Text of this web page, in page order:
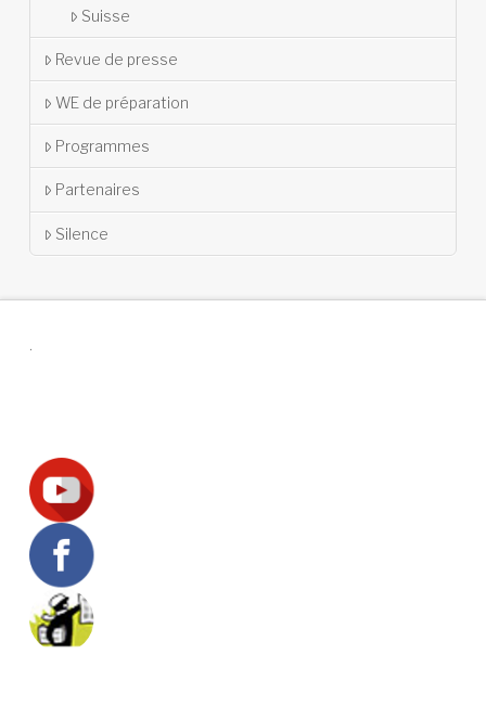
Suisse
Revue de presse
WE de préparation
Programmes
Partenaires
Silence